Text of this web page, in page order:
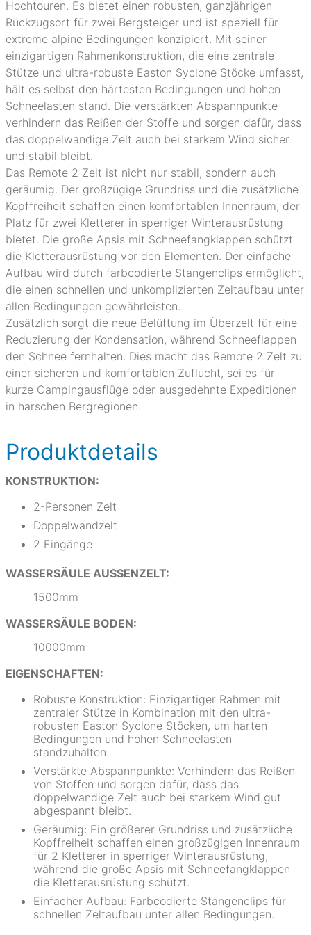
Hochtouren. Es bietet einen robusten, ganzjährigen
Rückzugsort für zwei Bergsteiger und ist speziell für
extreme alpine Bedingungen konzipiert. Mit seiner
einzigartigen Rahmenkonstruktion, die eine zentrale
Stütze und ultra-robuste Easton Syclone Stöcke umfasst,
hält es selbst den härtesten Bedingungen und hohen
Schneelasten stand. Die verstärkten Abspannpunkte
verhindern das Reißen der Stoffe und sorgen dafür, dass
das doppelwandige Zelt auch bei starkem Wind sicher
und stabil bleibt.
Das Remote 2 Zelt ist nicht nur stabil, sondern auch
geräumig. Der großzügige Grundriss und die zusätzliche
Kopffreiheit schaffen einen komfortablen Innenraum, der
Platz für zwei Kletterer in sperriger Winterausrüstung
bietet. Die große Apsis mit Schneefangklappen schützt
die Kletterausrüstung vor den Elementen. Der einfache
Aufbau wird durch farbcodierte Stangenclips ermöglicht,
die einen schnellen und unkomplizierten Zeltaufbau unter
allen Bedingungen gewährleisten.
Zusätzlich sorgt die neue Belüftung im Überzelt für eine
Reduzierung der Kondensation, während Schneeflappen
den Schnee fernhalten. Dies macht das Remote 2 Zelt zu
einer sicheren und komfortablen Zuflucht, sei es für
kurze Campingausflüge oder ausgedehnte Expeditionen
in harschen Bergregionen.
Produktdetails
KONSTRUKTION:
2-Personen Zelt
Doppelwandzelt
2 Eingänge
WASSERSÄULE AUSSENZELT:
1500mm
WASSERSÄULE BODEN:
10000mm
EIGENSCHAFTEN:
Robuste Konstruktion: Einzigartiger Rahmen mit
zentraler Stütze in Kombination mit den ultra-
robusten Easton Syclone Stöcken, um harten
Bedingungen und hohen Schneelasten
standzuhalten.
Verstärkte Abspannpunkte: Verhindern das Reißen
von Stoffen und sorgen dafür, dass das
doppelwandige Zelt auch bei starkem Wind gut
abgespannt bleibt.
Geräumig: Ein größerer Grundriss und zusätzliche
Kopffreiheit schaffen einen großzügigen Innenraum
für 2 Kletterer in sperriger Winterausrüstung,
während die große Apsis mit Schneefangklappen
die Kletterausrüstung schützt.
Einfacher Aufbau: Farbcodierte Stangenclips für
schnellen Zeltaufbau unter allen Bedingungen.